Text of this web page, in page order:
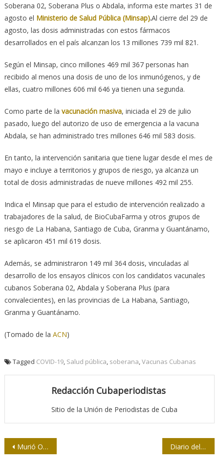
Soberana 02, Soberana Plus o Abdala, informa este martes 31 de
agosto el Ministerio de Salud Pública (Minsap).Al cierre del 29 de
agosto, las dosis administradas con estos fármacos
desarrollados en el país alcanzan los 13 millones 739 mil 821.
Según el Minsap, cinco millones 469 mil 367 personas han
recibido al menos una dosis de uno de los inmunógenos, y de
ellas, cuatro millones 606 mil 646 ya tienen una segunda.
Como parte de la vacunación masiva, iniciada el 29 de julio
pasado, luego del autorizo de uso de emergencia a la vacuna
Abdala, se han administrado tres millones 646 mil 583 dosis.
En tanto, la intervención sanitaria que tiene lugar desde el mes de
mayo e incluye a territorios y grupos de riesgo, ya alcanza un
total de dosis administradas de nueve millones 492 mil 255.
Indica el Minsap que para el estudio de intervención realizado a
trabajadores de la salud, de BioCubaFarma y otros grupos de
riesgo de La Habana, Santiago de Cuba, Granma y Guantánamo,
se aplicaron 451 mil 619 dosis.
Además, se administraron 149 mil 364 dosis, vinculadas al
desarrollo de los ensayos clínicos con los candidatos vacunales
cubanos Soberana 02, Abdala y Soberana Plus (para
convalecientes), en las provincias de La Habana, Santiago,
Granma y Guantánamo.
(Tomado de la ACN)
Tagged COVID-19, Salud pública soberana Vacunas Cubanas
Redacción Cubaperiodistas
Sitio de la Unión de Periodistas de Cuba
Navegación
Murió Oscar Romero Laffita, destacado locutor y periodista de la radio en Baracoa Diario del miedo: El Ingreso